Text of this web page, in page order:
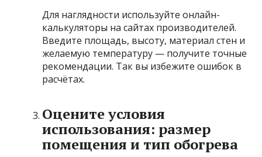
Для наглядности используйте онлайн-
калькуляторы на сайтах производителей.
Введите площадь, высоту, материал стен и
желаемую температуру — получите точные
рекомендации. Так вы избежите ошибок в
расчётах.
Оцените условия
использования: размер
помещения и тип обогрева